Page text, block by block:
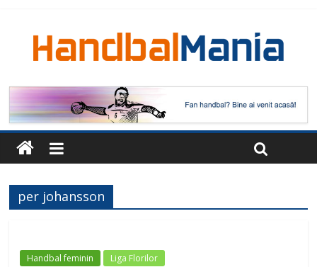
per johansson
Handbal feminin Liga Florilor